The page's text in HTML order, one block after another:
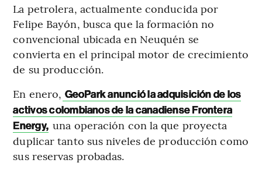
La petrolera, actualmente conducida por
Felipe Bayón, busca que la formación no
convencional ubicada en Neuquén se
convierta en el principal motor de crecimiento
de su producción.
En enero, GeoPark anunció la adquisición de los
activos colombianos de la canadiense Frontera
Energy, una operación con la que proyecta
duplicar tanto sus niveles de producción como
sus reservas probadas.